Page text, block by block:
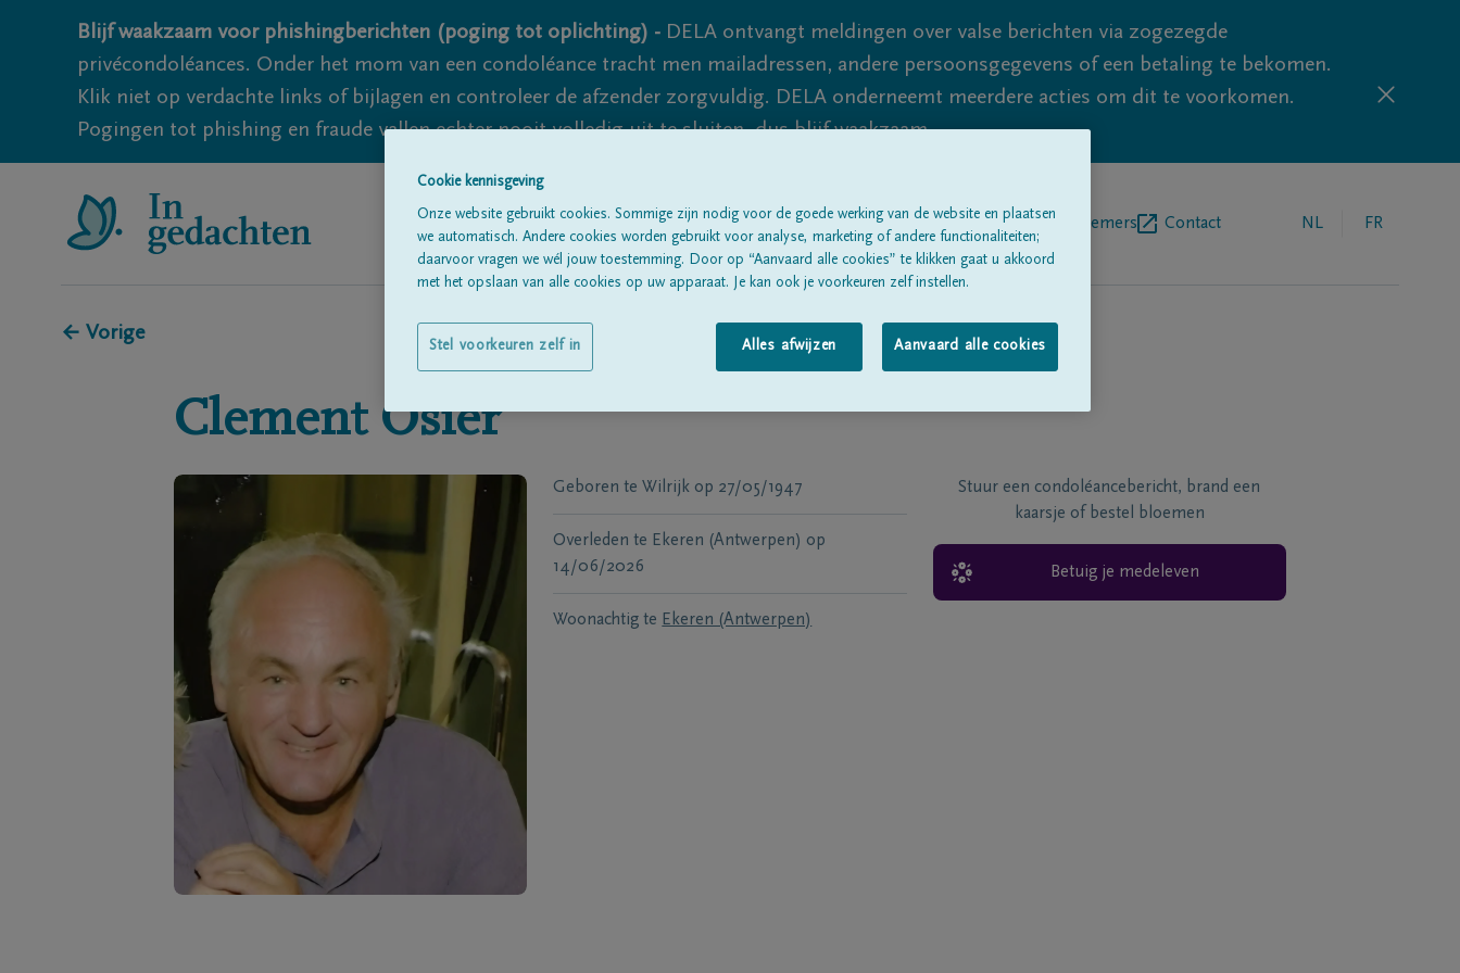
Blijf waakzaam voor phishingberichten (poging tot oplichting) - DELA ontvangt meldingen over valse berichten via zogezegde
privécondoléances. Onder het mom van een condoléance tracht men mailadressen, andere persoonsgegevens of een betaling te bekomen.
Klik niet op verdachte links of bijlagen en controleer de afzender zorgvuldig. DELA onderneemt meerdere acties om dit te voorkomen.
Pogingen tot phishing en fraude vallen echter nooit volledig uit te sluiten, dus blijf waakzaam.
Alle rouwberichtenOver onsBegrafenisondernemers Contact NL FR
← Vorige
Clement Osier
Geboren te Wilrijk op 27/05/1947
Overleden te Ekeren (Antwerpen) op
14/06/2026
Woonachtig te Ekeren (Antwerpen)
Stuur een condoléancebericht, brand een
kaarsje of bestel bloemen
Betuig je medeleven
Cookie kennisgeving
Onze website gebruikt cookies. Sommige zijn nodig voor de goede werking van de website en plaatsen
we automatisch. Andere cookies worden gebruikt voor analyse, marketing of andere functionaliteiten;
daarvoor vragen we wél jouw toestemming. Door op “Aanvaard alle cookies” te klikken gaat u akkoord
met het opslaan van alle cookies op uw apparaat. Je kan ook je voorkeuren zelf instellen.
Alles afwijzen Aanvaard alle cookies
Stel voorkeuren zelf in